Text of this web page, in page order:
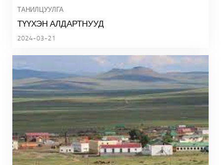
ТАНИЛЦУУЛГА
ТҮҮХЭН АЛДАРТНУУД
2024-03-21